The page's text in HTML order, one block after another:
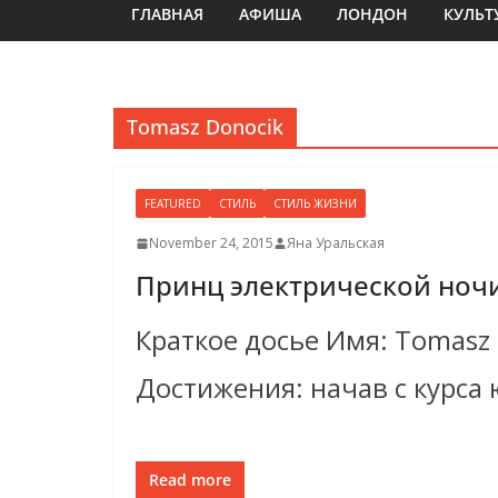
ГЛАВНАЯ АФИША ЛОНДОН
Tomasz Donocik
FEATURED СТИЛЬ СТИЛЬ ЖИЗНИ
November 24, 2015 Яна Уральская
Принц электрической
Краткое досье Имя:
Достижения: начав с
Read more